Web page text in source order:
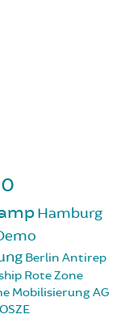
Hamburg
Berlin Antirep
Rote Zone
MobilisierungAG
OSZE